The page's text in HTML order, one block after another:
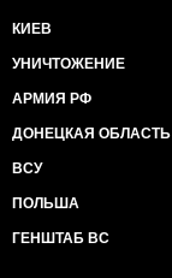
КИЕВ
УНИЧТОЖЕНИЕ
АРМИЯ РФ
ДОНЕЦКАЯ ОБЛАСТЬ
ВСУ
ПОЛЬША
ГЕНШТАБ ВС